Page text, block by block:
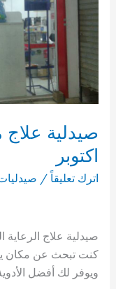
صيدلية
اكتوبر
اترك تعليقاً /
صيدلية علاج الرعاية
كنت تبحث عن مكان
ويوفر لك أفضل